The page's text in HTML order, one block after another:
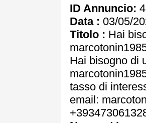
ID Annuncio:
Data : 03/05/
Titolo : Hai
Hai bisogno di
tasso di
email: